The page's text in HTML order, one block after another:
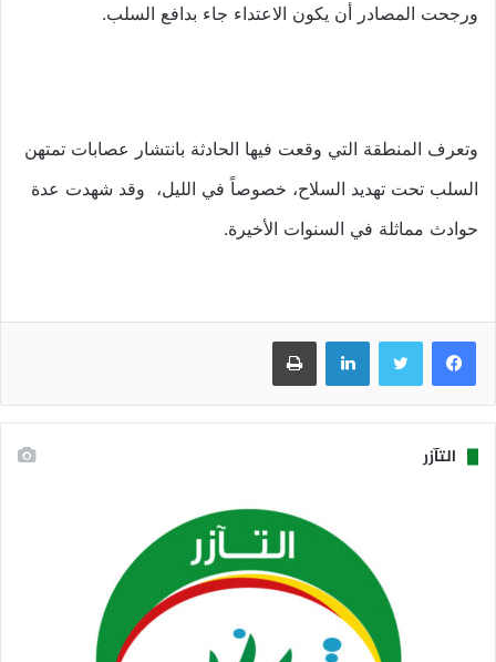
ورجحت المصادر أن يكون الاعتداء جاء بدافع السلب.
وتعرف المنطقة التي وقعت فيها الحادثة بانتشار عصابات تمتهن
السلب تحت تهديد السلاح، خصوصاً في الليل، وقد شهدت عدة
حوادث مماثلة في السنوات الأخيرة.
فيسبوك تويتر لينكدإن طباعة
التآزر